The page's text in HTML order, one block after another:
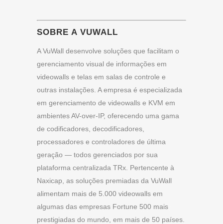
SOBRE A VUWALL
A VuWall desenvolve soluções que facilitam o
gerenciamento visual de informações em
videowalls e telas em salas de controle e
outras instalações. A empresa é especializada
em gerenciamento de videowalls e KVM em
ambientes AV-over-IP, oferecendo uma gama
de codificadores, decodificadores,
processadores e controladores de última
geração — todos gerenciados por sua
plataforma centralizada TRx. Pertencente à
Naxicap, as soluções premiadas da VuWall
alimentam mais de 5.000 videowalls em
algumas das empresas Fortune 500 mais
prestigiadas do mundo, em mais de 50 países.